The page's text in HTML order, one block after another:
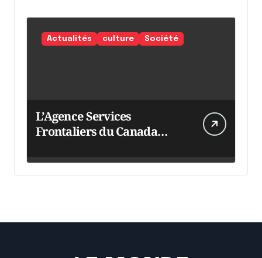
Actualités culture Société
L’Agence Services
Frontaliers du Canada